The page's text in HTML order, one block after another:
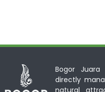
Bogor
directly
natural